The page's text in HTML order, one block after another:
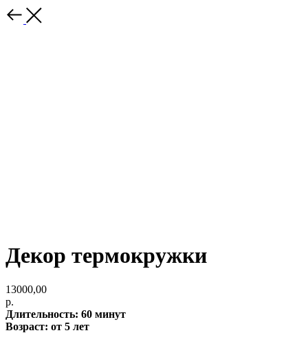
Декор термокружки
13000,00
р.
Длительность: 60 минут
Возраст: от 5 лет